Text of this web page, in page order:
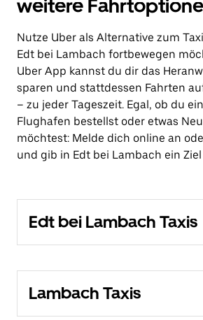
weitere
Nutze Uber als Alternative zum
Edt bei Lambach fortbewegen
Uber App kannst du dir das
sparen und stattdessen Fahrten
– zu jeder Tageszeit. Egal, ob du
Flughafen bestellst oder etwas
möchtest: Melde dich online an
und gib in Edt bei Lambach ein Ziel
Edt bei Lambach Taxis
Lambach Taxis